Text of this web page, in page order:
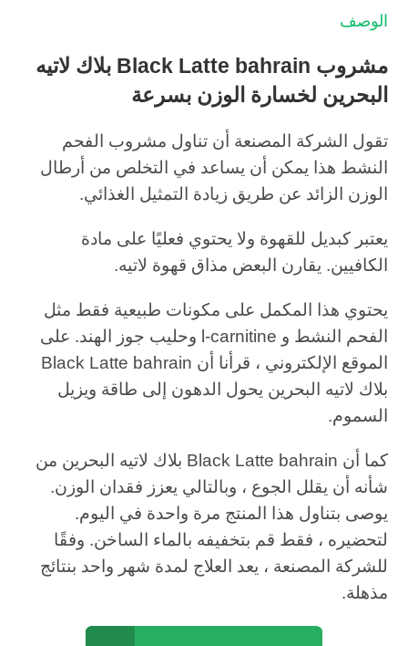
الوصف
مشروب Black Latte bahrain بلاك لاتيه
البحرين لخسارة الوزن بسرعة
تقول الشركة المصنعة أن تناول مشروب الفحم
النشط هذا يمكن أن يساعد في التخلص من أرطال
الوزن الزائد عن طريق زيادة التمثيل الغذائي.
يعتبر كبديل للقهوة ولا يحتوي فعليًا على مادة
الكافيين. يقارن البعض مذاق قهوة لاتيه.
يحتوي هذا المكمل على مكونات طبيعية فقط مثل
الفحم النشط و l-carnitine وحليب جوز الهند. على
الموقع الإلكتروني ، قرأنا أن Black Latte bahrain
بلاك لاتيه البحرين يحول الدهون إلى طاقة ويزيل
السموم.
كما أن Black Latte bahrain بلاك لاتيه البحرين من
شأنه أن يقلل الجوع ، وبالتالي يعزز فقدان الوزن.
يوصى بتناول هذا المنتج مرة واحدة في اليوم.
لتحضيره ، فقط قم بتخفيفه بالماء الساخن. وفقًا
للشركة المصنعة ، يعد العلاج لمدة شهر واحد بنتائج
مذهلة.